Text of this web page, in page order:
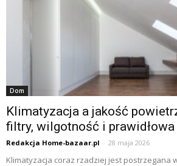
Dom
Klimatyzacja a jakość
filtry, wilgotność i
Redakcja Home-bazaar.pl - 28 maja 2026
Klimatyzacja coraz rzadziej jest postrzegana